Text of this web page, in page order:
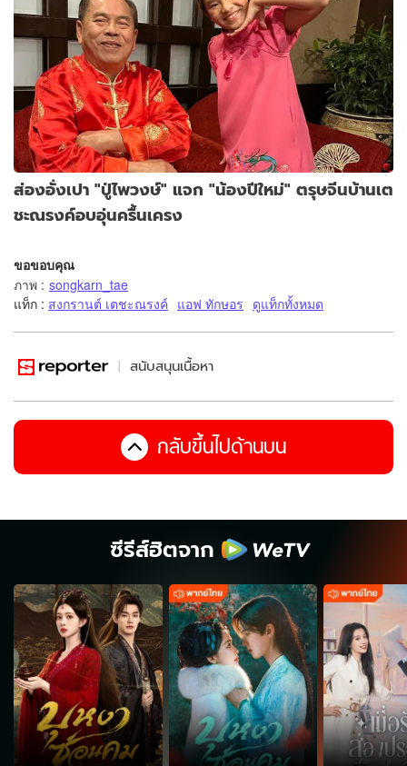
ส่องอั่งเปา "ปู่ไพวงษ์" แจก "น้องปีใหม่" ตรุษจีนบ้านเต
ชะณรงค์อบอุ่นครื้นเครง
ขอขอบคุณ
ภาพ : songkarn_tae
แท็ก : สงกรานต์ เตชะณรงค์ แอฟ ทักษอร ดูแท็กทั้งหมด
สนับสนุนเนื้อหา
กลับขึ้นไปด้านบน
ซีรีส์ฮิตจาก